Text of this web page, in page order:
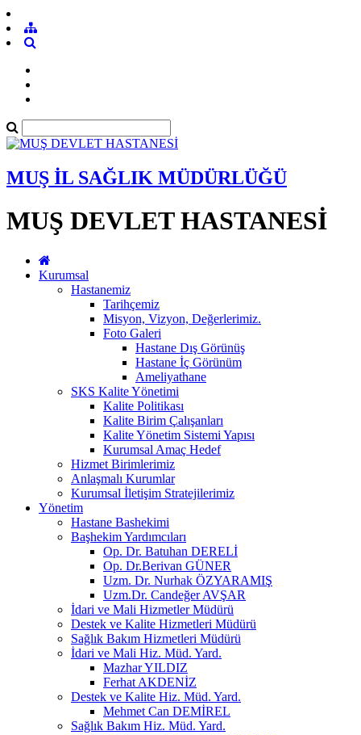
MUŞ İL SAĞLIK MÜDÜRLÜĞÜ
MUŞ DEVLET HASTANESİ
Kurumsal
Hastanemiz
Tarihçemiz
Misyon, Vizyon, Değerlerimiz.
Foto Galeri
Hastane Dış Görünüş
Hastane İç Görünüm
Ameliyathane
SKS Kalite Yönetimi
Kalite Politikası
Kalite Birim Çalışanları
Kalite Yönetim Sistemi Yapısı
Kurumsal Amaç Hedef
Hizmet Birimlerimiz
Anlaşmalı Kurumlar
Kurumsal İletişim Stratejilerimiz
Yönetim
Hastane Bashekimi
Başhekim Yardımcıları
Op. Dr. Batuhan DERELİ
Op. Dr.Berivan GÜNER
Uzm. Dr. Nurhak ÖZYARAMIŞ
Uzm.Dr. Candeğer AVŞAR
İdari ve Mali Hizmetler Müdürü
Destek ve Kalite Hizmetleri Müdürü
Sağlık Bakım Hizmetleri Müdürü
İdari ve Mali Hiz. Müd. Yard.
Mazhar YILDIZ
Ferhat AKDENİZ
Destek ve Kalite Hiz. Müd. Yard.
Mehmet Can DEMİREL
Sağlık Bakım Hiz. Müd. Yard.